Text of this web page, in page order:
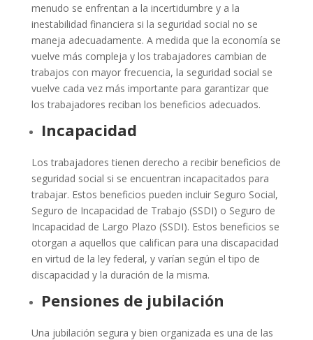
menudo se enfrentan a la incertidumbre y a la
inestabilidad financiera si la seguridad social no se
maneja adecuadamente. A medida que la economía se
vuelve más compleja y los trabajadores cambian de
trabajos con mayor frecuencia, la seguridad social se
vuelve cada vez más importante para garantizar que
los trabajadores reciban los beneficios adecuados.
Incapacidad
Los trabajadores tienen derecho a recibir beneficios de
seguridad social si se encuentran incapacitados para
trabajar. Estos beneficios pueden incluir Seguro Social,
Seguro de Incapacidad de Trabajo (SSDI) o Seguro de
Incapacidad de Largo Plazo (SSDI). Estos beneficios se
otorgan a aquellos que califican para una discapacidad
en virtud de la ley federal, y varían según el tipo de
discapacidad y la duración de la misma.
Pensiones de jubilación
Una jubilación segura y bien organizada es una de las